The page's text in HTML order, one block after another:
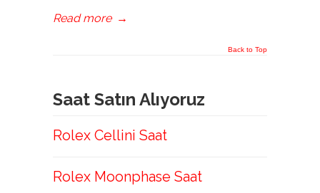
Read more →
Back to Top
Saat Satın Alıyoruz
Rolex Cellini Saat
Rolex Moonphase Saat